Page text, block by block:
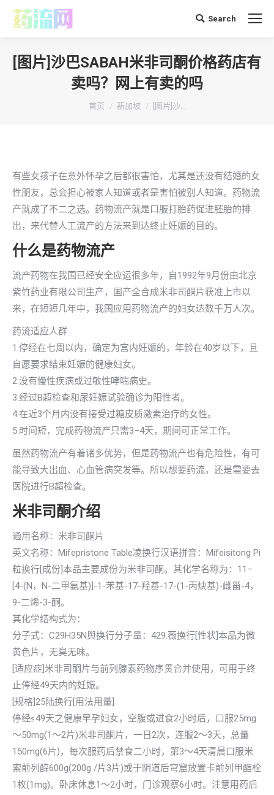
搜 Search
[图片]沙巴SABAH米非司酮价格药店有
卖吗？网上有卖的吗
你在这里：
首页 新加坡 [图片]沙…
有些女孩子在意外怀孕之后都很害怕，尤其是还没有结婚的女
性朋友，总会担心被家人知道或者是害怕被别人知道。药物流
产就成了不二之选。药物流产就是口服打胎药促进胚胎的排
出，来代替人工流产的方法来到达终止妊娠的目的。
什么是药物流产
流产药物在我国已经安全应运很多年，自1992年9月份由北京
紫竹药业有限公司生产，国产全合成米非司酮片获准上市以
来，在短短几年中，我国应用药物流产的妇女达数千万人次。
药流适应人群
1.停经在七周以内，确定为宫内妊娠的，年龄在40岁以下，且
自愿要求结束妊娠的健康妇女。
2.没有慢性疾病或过敏性哮喘病史。
3.经过B超检查和尿妊娠试验确诊为阳性者。
4.在近3个月内没有接受过糖皮质激素治疗的女性。
5.时间短，完成药物流产只需3–4天，期间可正常工作。
虽然药物流产有着诸多优势，但是药物流产也有危险性，有可
能导致大出血、心血管病突发等。所以想要药流，还是需要去
医院进行B超检查。
米非司酮介绍
通用名称：米非司酮片
英文名称：Mifepristone Table凌换行汉语拼音：Mifeisitong Pi
粒换行[成份]本品主要成份为米非司酮。其化学名称为：11–
[4-(N，N-二甲氨基)]-1-苯基-17-羟基-17-(1-丙炔基)-雌甾-4，
9-二烯-3-酮。
其化学结构式为：
分子式：C29H35N舆换行分子量：429.薇换行[性状]本品为微
黄色片，无臭无味。
[适应症]米非司酮片与前列腺素药物序贯合并使用，可用于终
止停经49天内的妊娠。
[规格]25陆换行[用法用量]
停经≤49天之健康早孕妇女，空腹或进食2小时后，口服25mg
～50mg(1～2片)米非司酮片，一日2次，连服2～3天，总量
150mg(6片)，每次服药后禁食二小时，第3～4天清晨口服米
索前列醇600g(200g /片3片)或于阴道后穹窟放置卡前列甲酯栓
1枚(1mg)。卧床休息1～2小时，门诊观察6小时。注意用药后